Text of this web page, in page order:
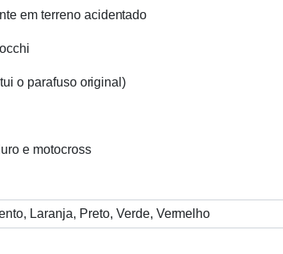
em terreno acidentado
o parafuso original)
e motocross
Laranja, Preto, Verde, Vermelho